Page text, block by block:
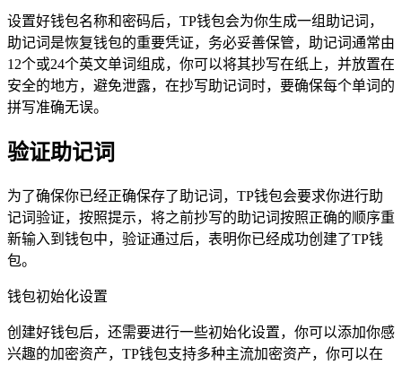
设置好钱包名称和密码后，TP钱包会为你生成一组助记词，
助记词是恢复钱包的重要凭证，务必妥善保管，助记词通常由
12个或24个英文单词组成，你可以将其抄写在纸上，并放置在
安全的地方，避免泄露，在抄写助记词时，要确保每个单词的
拼写准确无误。
验证助记词
为了确保你已经正确保存了助记词，TP钱包会要求你进行助
记词验证，按照提示，将之前抄写的助记词按照正确的顺序重
新输入到钱包中，验证通过后，表明你已经成功创建了TP钱
包。
钱包初始化设置
创建好钱包后，还需要进行一些初始化设置，你可以添加你感
兴趣的加密资产，TP钱包支持多种主流加密资产，你可以在